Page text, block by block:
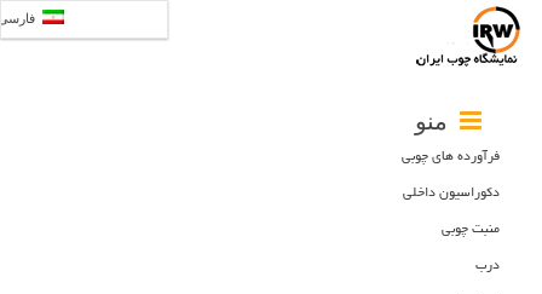
منو
فرآورده های چوبی
دکوراسیون داخلی
منبت چوبی
درب